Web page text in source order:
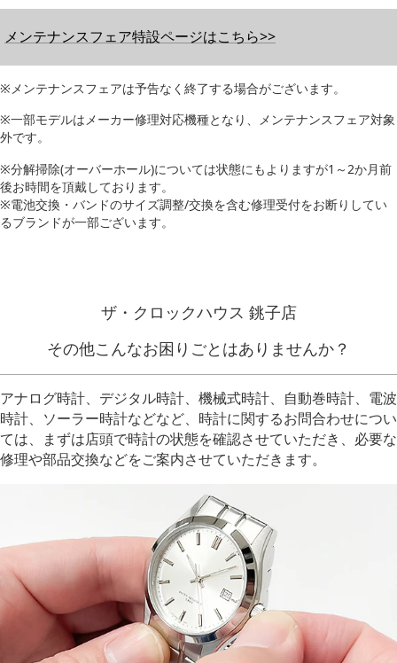
メンテナンスフェア特設ページはこちら>>
※メンテナンスフェアは予告なく終了する場合がございます。
※一部モデルはメーカー修理対応機種となり、メンテナンスフェア対象
外です。
※分解掃除(オーバーホール)については状態にもよりますが1～2か月前
後お時間を頂戴しております。
※電池交換・バンドのサイズ調整/交換を含む修理受付をお断りしてい
るブランドが一部ございます。
ザ・クロックハウス 銚子店
その他こんなお困りごとはありませんか？
アナログ時計、デジタル時計、機械式時計、自動巻時計、電波
時計、ソーラー時計などなど、時計に関するお問合わせについ
ては、
まずは店頭で時計の状態を確認させていただき、必要な
修理や部品交換などをご案内させていただきます。